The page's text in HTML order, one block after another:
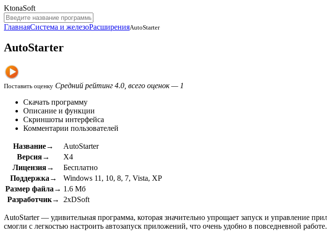
KtonaSoft
ГлавнаяСистема и железоРасширенияAutoStarter
AutoStarter
Поставить оценку Средний рейтинг 4.0, всего оценок — 1
Скачать программу
Описание и функции
Скриншоты интерфейса
Комментарии пользователей
Название→
AutoStarter
Версия→
X4
Лицензия→
Бесплатно
Поддержка→
Windows 11, 10, 8, 7, Vista, XP
Размер файла→ 1.6 Мб
Разработчик→
2xDSoft
AutoStarter — удивительная программа, которая значительно упрощает запуск и управление
смогли с легкостью настроить автозапуск приложений, что очень удобно в повседневной работе.